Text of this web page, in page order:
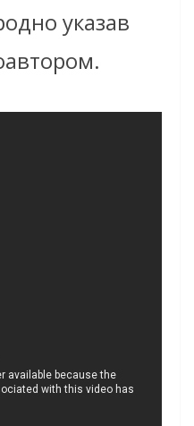
указав